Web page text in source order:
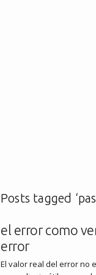
Posts tagged
el error como
error
El valor real del error no